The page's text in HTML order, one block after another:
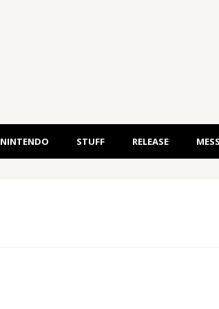
NINTENDO STUFF RELEASE